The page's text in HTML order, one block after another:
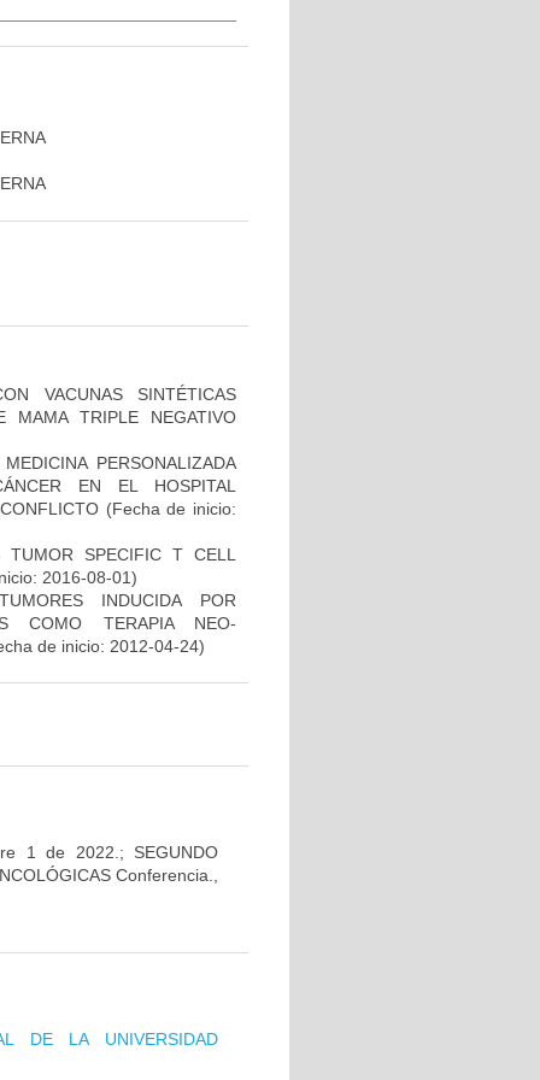
VACUNAS SINTÉTICAS
MAMA TRIPLE NEGATIVO
PERSONALIZADA
EN EL HOSPITAL
(Fecha de inicio:
TUMOR SPECIFIC T CELL
2016-08-01)
INDUCIDA POR
COMO TERAPIA NEO-
de inicio: 2012-04-24)
1 de 2022.; SEGUNDO
Conferencia.,
DE LA UNIVERSIDAD